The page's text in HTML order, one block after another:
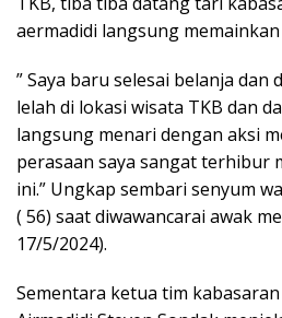
aermadidi langsung
” Saya baru selesai belanja dan
lelah di lokasi wisata TKB dan
langsung menari dengan aksi
perasaan saya sangat terhibur
ini.” Ungkap sembari senyum
( 56) saat diwawancarai awak
17/5/2024).
Sementara ketua tim